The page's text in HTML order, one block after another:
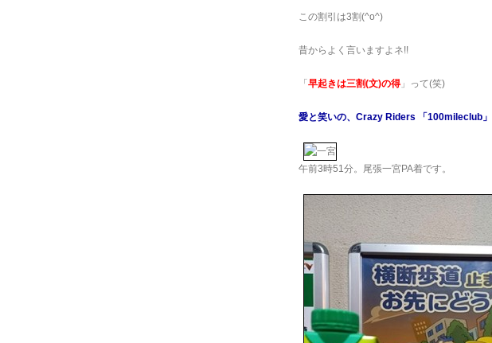
この割引は3割(^o^)
昔からよく言いますよネ!!
「 早起きは三割(文)の得」って(笑)
愛と笑いの、Crazy Riders 「100mileclub」
午前3時51分。尾張一宮PA着です。